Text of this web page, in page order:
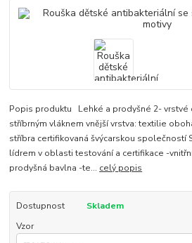
Popis produktu Lehké a prodyšné 2- vrstvé
stříbrným vláknem vnější vrstva: textilie
stříbra certifikovaná švýcarskou společností
lídrem v oblasti testování a certifikace -
prodyšná bavlna -te... celý popis
Dostupnost
Skladem
Vzor